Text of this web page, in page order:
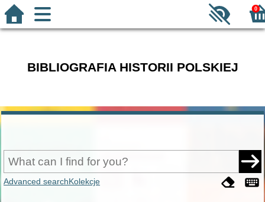
0
BIBLIOGRAFIA HISTORII POLSKIEJ
Advanced searchKolekcje